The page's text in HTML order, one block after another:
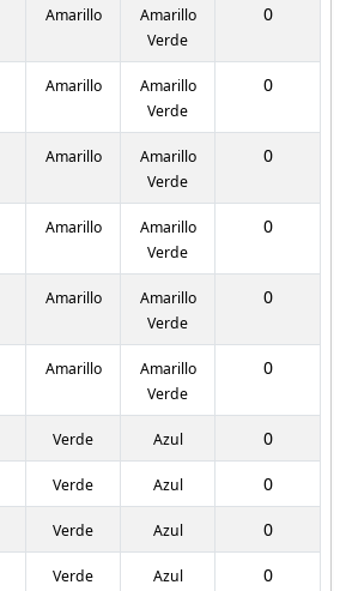
Amarillo
Amarillo
Verde
0
Amarillo
Amarillo
Verde
0
Amarillo
Amarillo
Verde
0
Amarillo
Amarillo
Verde
0
Amarillo
Amarillo
Verde
0
Amarillo
Amarillo
Verde
0
Verde Azul
0
Verde Azul
0
Verde Azul
0
Verde Azul 0